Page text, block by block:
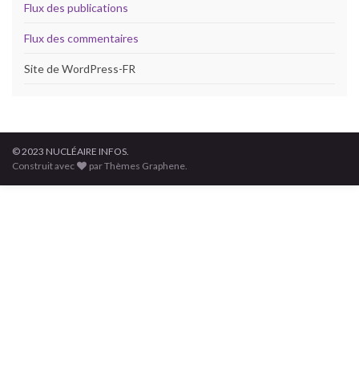
Flux des publications
Flux des commentaires
Site de WordPress-FR
© 2023 NUCLÉAIRE INFOS.
Construit avec
par Thèmes Graphene.